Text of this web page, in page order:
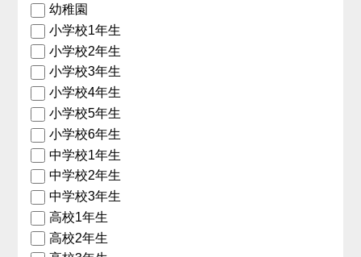
幼稚園
小学校1年生
小学校2年生
小学校3年生
小学校4年生
小学校5年生
小学校6年生
中学校1年生
中学校2年生
中学校3年生
高校1年生
高校2年生